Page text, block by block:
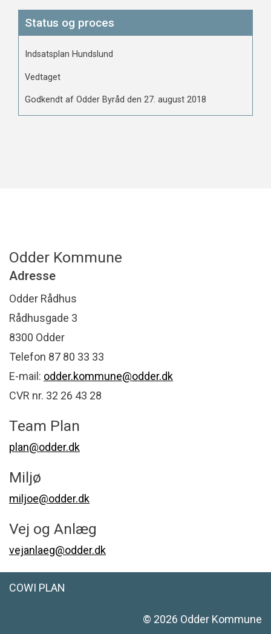
Status og proces
Indsatsplan Hundslund
Vedtaget
Godkendt af Odder Byråd den 27. august 2018
Odder Kommune
Adresse
Odder Rådhus
Rådhusgade 3
8300 Odder
Telefon 87 80 33 33
E-mail: odder.kommune@odder.dk
CVR nr. 32 26 43 28
Team Plan
plan@odder.dk
Miljø
miljoe@odder.dk
Vej og Anlæg
vejanlaeg@odder.dk
COWI PLAN
© 2026 Odder Kommune